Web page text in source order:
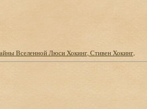
Вселенной Люси Хокинг, Стивен Хокинг,